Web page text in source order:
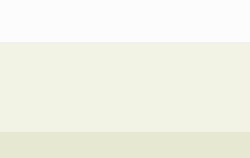
Sistemas multirrobot: etapas de diseño, aplicaciones y